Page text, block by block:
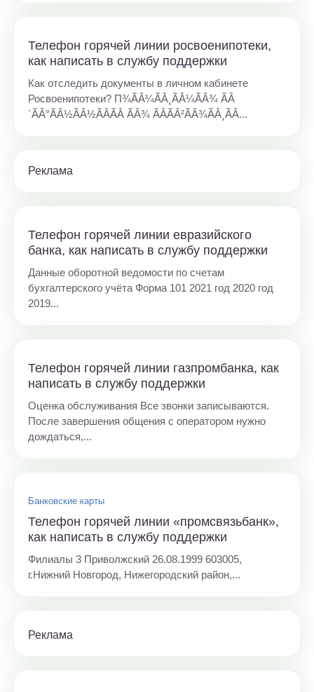
Телефон горячей линии росвоенипотеки,
как написать в службу поддержки
Как отследить документы в личном кабинете
Росвоенипотеки? П¾ÃÂ¼ÃÂ¸ÃÂ¼ÃÂ¾ ÃÂ
´ÃÂ°ÃÂ½ÃÂ½ÃÂÃÂ ÃÂ¾ ÃÂÃÂ²ÃÂ¾ÃÂ¸ÃÂ...
Реклама
Телефон горячей линии евразийского
банка, как написать в службу поддержки
Данные оборотной ведомости по счетам
бухгалтерского учёта Форма 101 2021 год 2020 год
2019...
Телефон горячей линии газпромбанка, как
написать в службу поддержки
Оценка обслуживания Все звонки записываются.
После завершения общения с оператором нужно
дождаться,...
Банковские карты
Телефон горячей линии «промсвязьбанк»,
как написать в службу поддержки
Филиалы 3 Приволжский 26.08.1999 603005,
г.Нижний Новгород, Нижегородский район,...
Реклама